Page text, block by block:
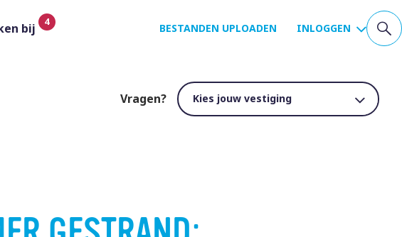
bij BESTANDEN UPLOADEN INLOGGEN
Vragen?